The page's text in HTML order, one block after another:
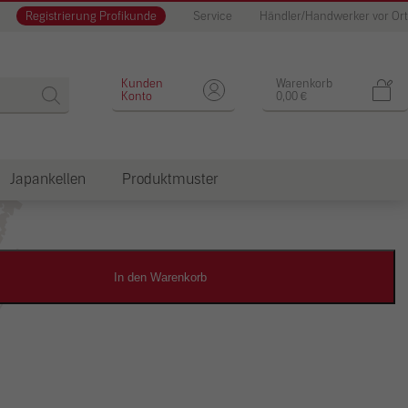
Registrierung Profikunde Service Händler/Handwerker vor Ort
Warenkorb
0,00 €
Kunden
Konto
Japankellen Produktmuster
Designputz
In den Warenkorb